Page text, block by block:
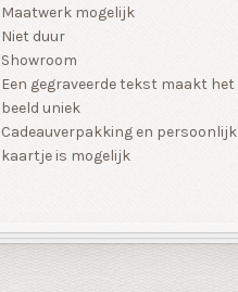
Maatwerk mogelijk
Niet duur
Showroom
Een gegraveerde tekst maakt het
beeld uniek
Cadeauverpakking en persoonlijk
kaartje is mogelijk